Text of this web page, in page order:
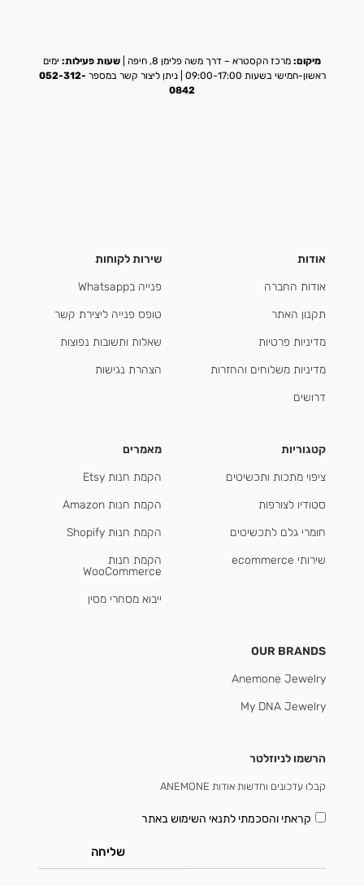
מיקום: מרכז הקסטרא – דרך משה פלימן 8, חיפה | שעות פעילות: ימים
ראשון-חמישי בשעות 09:00-17:00 | ניתן ליצור קשר במספר
052-312-
0842
אודות
אודות החברה
תקנון האתר
מדיניות פרטיות
מדיניות משלוחים והחזרות
דרושים
שירות לקוחות
פנייה בWhatsapp
טופס פנייה ליצירת קשר
שאלות ותשובות נפוצות
הצהרת נגישות
קטגוריות
ציפוי מתכות ותכשיטים
סטודיו לצורפות
חומרי גלם לתכשיטים
שירותי ecommerce
מאמרים
הקמת חנות Etsy
הקמת חנות Amazon
הקמת חנות Shopify
הקמת חנות
WooCommerce
ייבוא מסחרי מסין
OUR BRANDS
Anemone Jewelry
My DNA Jewelry
הרשמו לניוזלטר
קבלו עדכונים וחדשות אודות ANEMONE
קראתי והסכמתילתנאי השימוש באתר
שליחה